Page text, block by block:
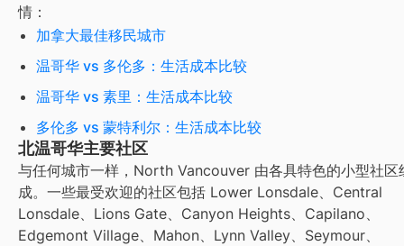
情：
加拿大最佳移民城市
温哥华 vs 多伦多：生活成本比较
温哥华 vs 素里：生活成本比较
多伦多 vs 蒙特利尔：生活成本比较
北温哥华主要社区
与任何城市一样，North Vancouver 由各具特色的小型社区
成。一些最受欢迎的社区包括 Lower Lonsdale、Central
Lonsdale、Lions Gate、Canyon Heights、Capilano、
Edgemont Village、Mahon、Lynn Valley、Seymour、